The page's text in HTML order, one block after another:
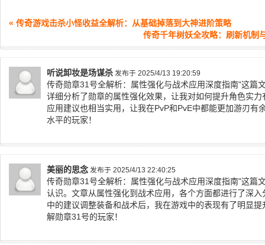
« 传奇游戏击杀小怪收益全解析：从基础掉落到大神进阶策略
传奇千年树妖全攻略：刷新机制
听说卸妆是场谋杀 发布于 2025/4/13 19:20:59
传奇勋章31号全解析：属性强化与战术应用深度指南"这篇
详细分析了勋章的属性强化效果，让我对如何提升角色实
应用建议也相当实用，让我在PvP和PvE中都能更加游刃有
水平的玩家！
美丽的思念 发布于 2025/4/13 22:40:25
传奇勋章31号全解析：属性强化与战术应用深度指南"这篇
认识。文章从属性强化到战术应用，各个方面都进行了深
中的建议调整装备和战术后，我在游戏中的表现有了明显
解勋章31号的玩家！